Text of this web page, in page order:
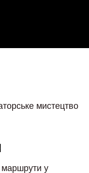
мистецтво
у